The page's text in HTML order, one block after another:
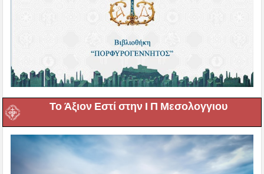
Το Άξιον Εστί στην Ι Π Μεσολογγιου